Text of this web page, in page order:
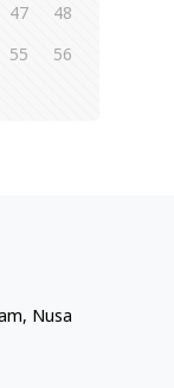
47
48
55
56
Nusa